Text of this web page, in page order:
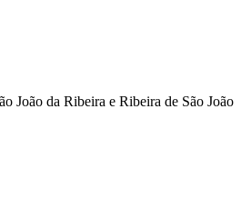
João da Ribeira e Ribeira de São João